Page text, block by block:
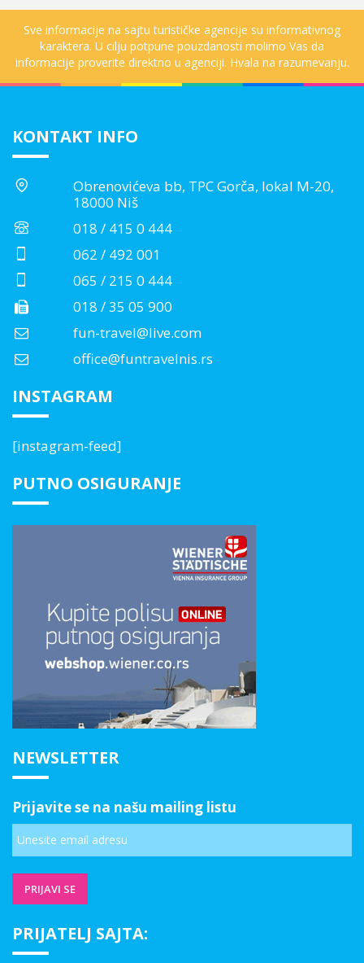
Sve informacije na sajtu turističke agencije su informativnog
karaktera. U cilju potpune pouzdanosti molimo Vas da
informacije proverite direktno u agenciji. Hvala na razumevanju.
KONTAKT INFO
Obrenovićeva bb, TPC Gorča, lokal M-20,
18000 Niš
018 / 415 0 444
062 / 492 001
065 / 215 0 444
018 / 35 05 900
fun-travel@live.com
office@funtravelnis.rs
INSTAGRAM
[instagram-feed]
PUTNO OSIGURANJE
NEWSLETTER
Prijavite se na našu mailing listu
PRIJATELJ SAJTA: